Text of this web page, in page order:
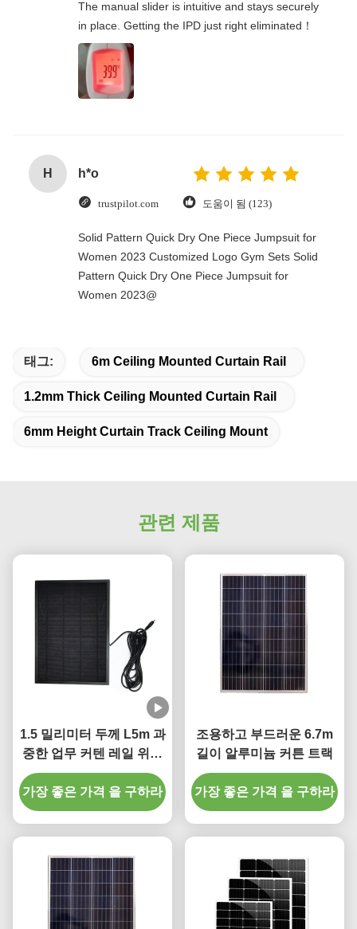
The manual slider is intuitive and stays securely
in place. Getting the IPD just right eliminated！
H h*o
trustpilot.com 도움이 됨 (123)
Solid Pattern Quick Dry One Piece Jumpsuit for
Women 2023 Customized Logo Gym Sets Solid
Pattern Quick Dry One Piece Jumpsuit for
Women 2023@
태그: 6m Ceiling Mounted Curtain Rail
1.2mm Thick Ceiling Mounted Curtain Rail
6mm Height Curtain Track Ceiling Mount
관련 제품
1.5 밀리미터 두께 L5m 과
중한 업무 커텐 레일 위기
주름 커튼 트랙
가장 좋은 가격 을 구하라
조용하고 부드러운 6.7m
길이 알루미늄 커튼 트랙
가장 좋은 가격 을 구하라